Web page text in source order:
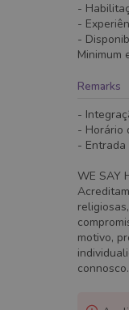
-
-
-
Minimum
Remarks
-
- Horário
- Entrada
WE SAY
motivo,